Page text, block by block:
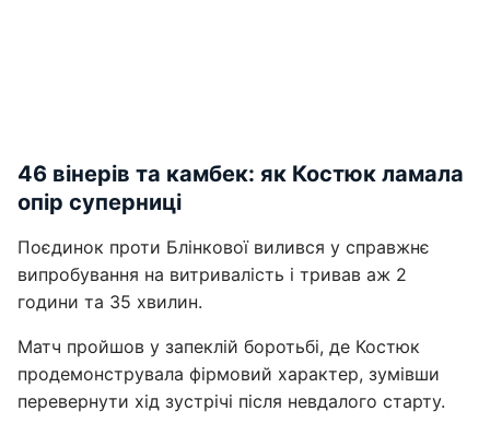
46 вінерів та камбек: як Костюк ламала
опір суперниці
Поєдинок проти Блінкової вилився у справжнє
випробування на витривалість і тривав аж 2
години та 35 хвилин.
Матч пройшов у запеклій боротьбі, де Костюк
продемонструвала фірмовий характер, зумівши
перевернути хід зустрічі після невдалого старту.